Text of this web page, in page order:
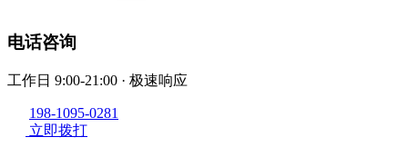
电话咨询
工作日 9:00-21:00 · 极速响应
198-1095-0281
立即拨打